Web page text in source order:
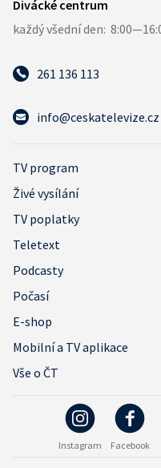
261 136 113
info@ceskatelevize.cz
TV program
Živé vysílání
TV poplatky
Teletext
Podcasty
Počasí
E-shop
Mobilní a TV aplikace
Vše o ČT
Instagram Facebook